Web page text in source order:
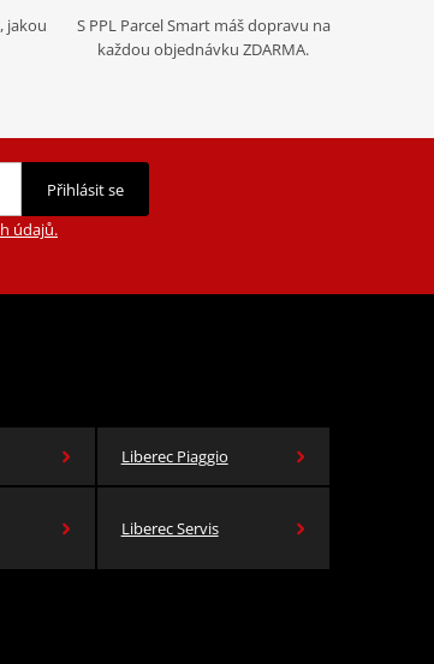
jakou
S PPL Parcel Smart máš dopravu na
každou objednávku ZDARMA.
Přihlásit se
údajů.
Liberec Piaggio
Liberec Servis